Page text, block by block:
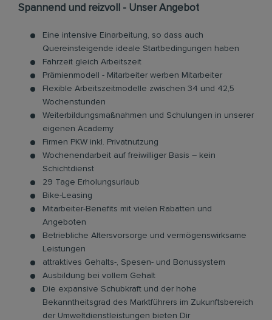
Spannend und reizvoll - Unser Angebot
Eine intensive Einarbeitung, so dass auch
Quereinsteigende ideale Startbedingungen haben
Fahrzeit gleich Arbeitszeit
Prämienmodell - Mitarbeiter werben Mitarbeiter
Flexible Arbeitszeitmodelle zwischen 34 und 42,5
Wochenstunden
Weiterbildungsmaßnahmen und Schulungen in unserer
eigenen Academy
Firmen PKW inkl. Privatnutzung
Wochenendarbeit auf freiwilliger Basis – kein
Schichtdienst
29 Tage Erholungsurlaub
Bike-Leasing
Mitarbeiter-Benefits mit vielen Rabatten und
Angeboten
Betriebliche Altersvorsorge und vermögenswirksame
Leistungen
attraktives Gehalts-, Spesen- und Bonussystem
Ausbildung bei vollem Gehalt
Die expansive Schubkraft und der hohe
Bekanntheitsgrad des Marktführers im Zukunftsbereich
der Umweltdienstleistungen bieten Dir